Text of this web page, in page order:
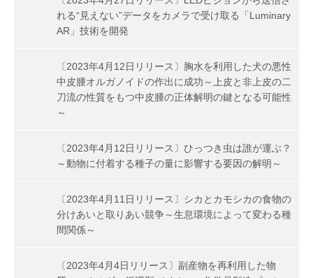
れる“見えない”データをカメラで受け取る「Luminary
AR」技術を開発
〔2023年4月12日リリース〕胸水を利用した犬の悪性
中皮腫オルガノイドの作出に成功～上皮と非上皮の二
刀流の性質をもつ中皮腫の正体解明の鍵となる可能性
～
〔2023年4月12日リリース〕ひっつき虫は誰が運ぶ？
～動物に付着する種子の量に影響する要因の解明～
〔2023年4月11日リリース〕シカとカモシカの食物の
分けあいと取りあい競争～生息環境によって変わる種
間関係～
〔2023年4月4日リリース〕副産物を再利用した物